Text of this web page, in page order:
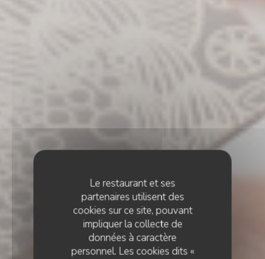
Le restaurant et ses
partenaires utilisent des
cookies sur ce site, pouvant
impliquer la collecte de
données à caractère
personnel. Les cookies dits «